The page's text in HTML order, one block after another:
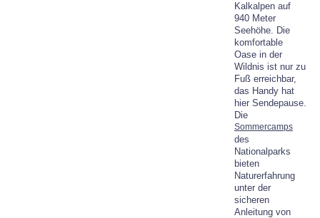
Kalkalpen auf
940 Meter
Seehöhe. Die
komfortable
Oase in der
Wildnis ist nur zu
Fuß erreichbar,
das Handy hat
hier Sendepause.
Die
Sommercamps
des
Nationalparks
bieten
Naturerfahrung
unter der
sicheren
Anleitung von